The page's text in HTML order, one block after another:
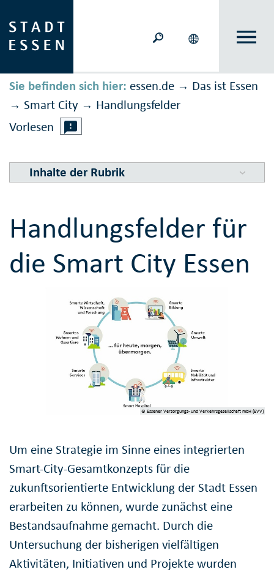
Sie befinden sich hier: essen.de → Das ist Essen
→ Smart City → Handlungsfelder
Vorlesen
Inhalte der Rubrik
Handlungsfelder für
die Smart City Essen
© Essener Versorgungs- und Verkehrsgesellschaft mbH (EVV)
Um eine Strategie im Sinne eines integrierten
Smart-City-Gesamtkonzepts für die
zukunftsorientierte Entwicklung der Stadt Essen
erarbeiten zu können, wurde zunächst eine
Bestandsaufnahme gemacht. Durch die
Untersuchung der bisherigen vielfältigen
Aktivitäten, Initiativen und Projekte wurden